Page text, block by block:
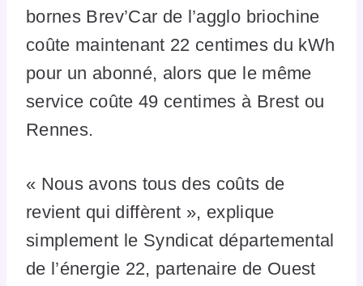
bornes Brev’Car de l’agglo briochine
coûte maintenant 22 centimes du kWh
pour un abonné, alors que le même
service coûte 49 centimes à Brest ou
Rennes.
« Nous avons tous des coûts de
revient qui diffèrent », explique
simplement le Syndicat départemental
de l’énergie 22, partenaire de Ouest